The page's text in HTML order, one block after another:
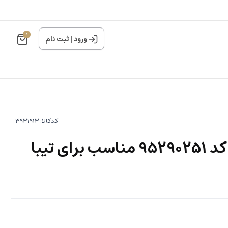
ورود|ثبت نام 0
کدکالا:
سرسیلندر بالتین کد 95290251 مناسب برای تیبا